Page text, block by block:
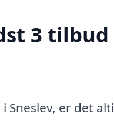
3
Sneslev, er det